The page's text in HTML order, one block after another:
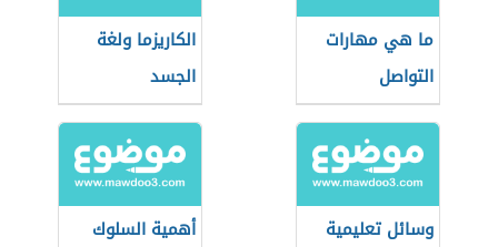
ما هي مهارات
التواصل
الكاريزما ولغة
الجسد
وسائل تعليمية
أهمية السلوك